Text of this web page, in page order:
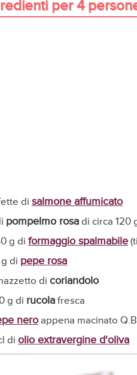
per 4
di salmone affumicato
pompelmo rosa di circa 120
g di formaggio spalmabile
g di pepe rosa
di coriandolo
g di rucola fresca
neroappena macinato
di olio extravergine d'oliva